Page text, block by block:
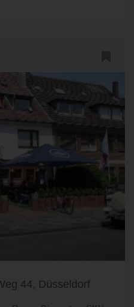
44, Düsseldorf